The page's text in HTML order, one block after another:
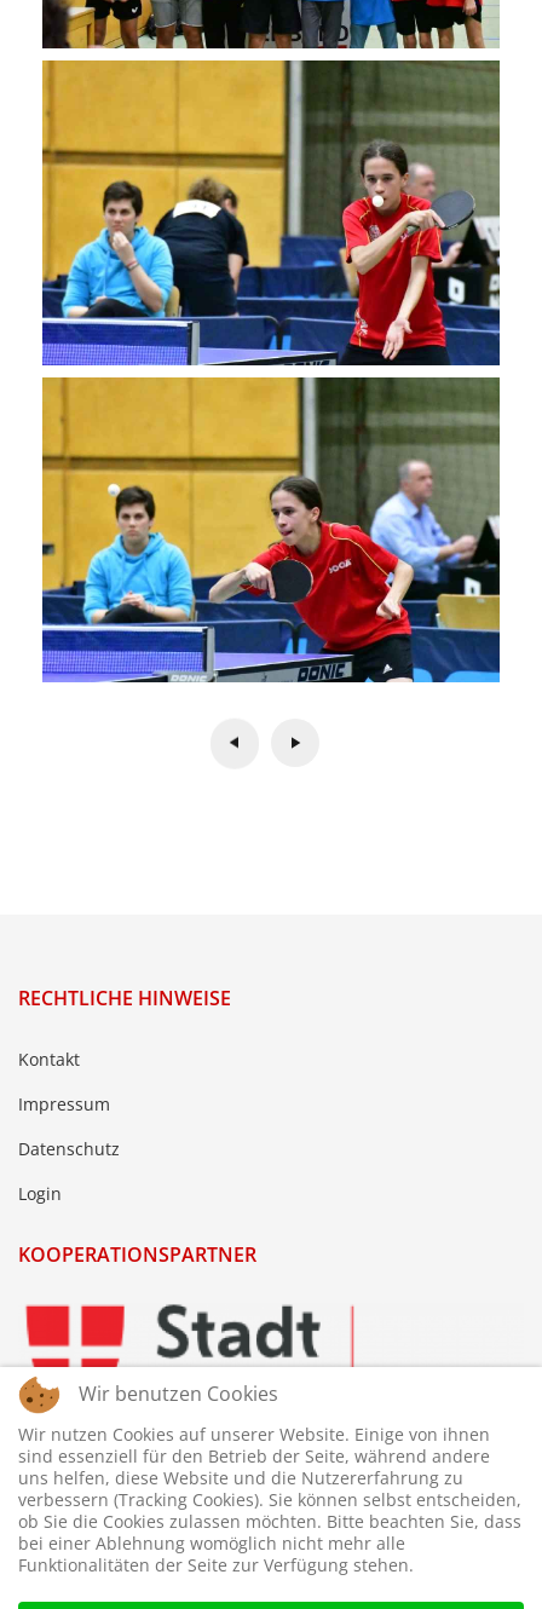
RECHTLICHE HINWEISE
Kontakt
Impressum
Datenschutz
Login
KOOPERATIONSPARTNER
Wir benutzen Cookies
Wir nutzen Cookies auf unserer Website. Einige von ihnen
sind essenziell für den Betrieb der Seite, während andere
uns helfen, diese Website und die Nutzererfahrung zu
verbessern (Tracking Cookies). Sie können selbst entscheiden,
ob Sie die Cookies zulassen möchten. Bitte beachten Sie, dass
bei einer Ablehnung womöglich nicht mehr alle
Funktionalitäten der Seite zur Verfügung stehen.